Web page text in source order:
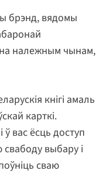
брэнд, вядомы
належным чынам,
кнігі амаль
карткі.
вас ёсць доступ
свабоду выбару і
сваю